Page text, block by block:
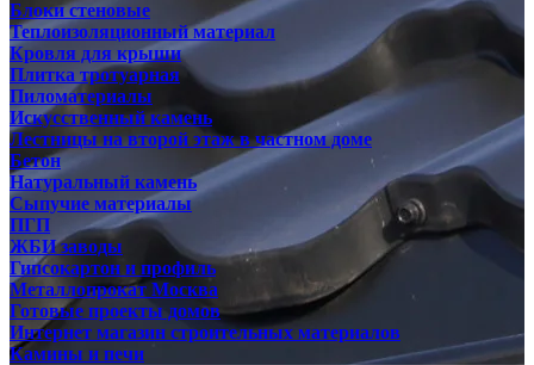
Блоки стеновые
Теплоизоляционный материал
Кровля для крыши
Плитка тротуарная
Пиломатериалы
Искусственный камень
Лестницы на второй этаж в частном доме
Бетон
Натуральный камень
Сыпучие материалы
ПГП
ЖБИ заводы
Гипсокартон и профиль
Металлопрокат Москва
Готовые проекты домов
Интернет магазин строительных материалов
Камины и печи